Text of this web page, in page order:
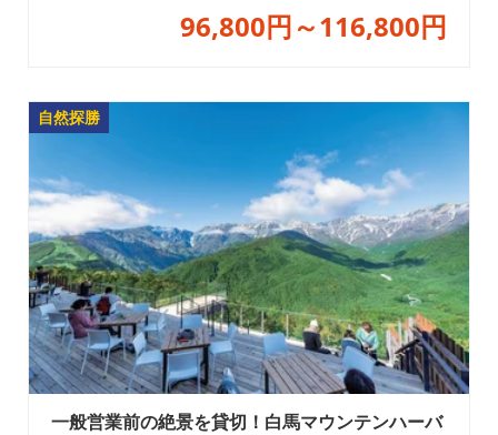
96,800円～116,800円
自然探勝
一般営業前の絶景を貸切！白馬マウンテンハーバ